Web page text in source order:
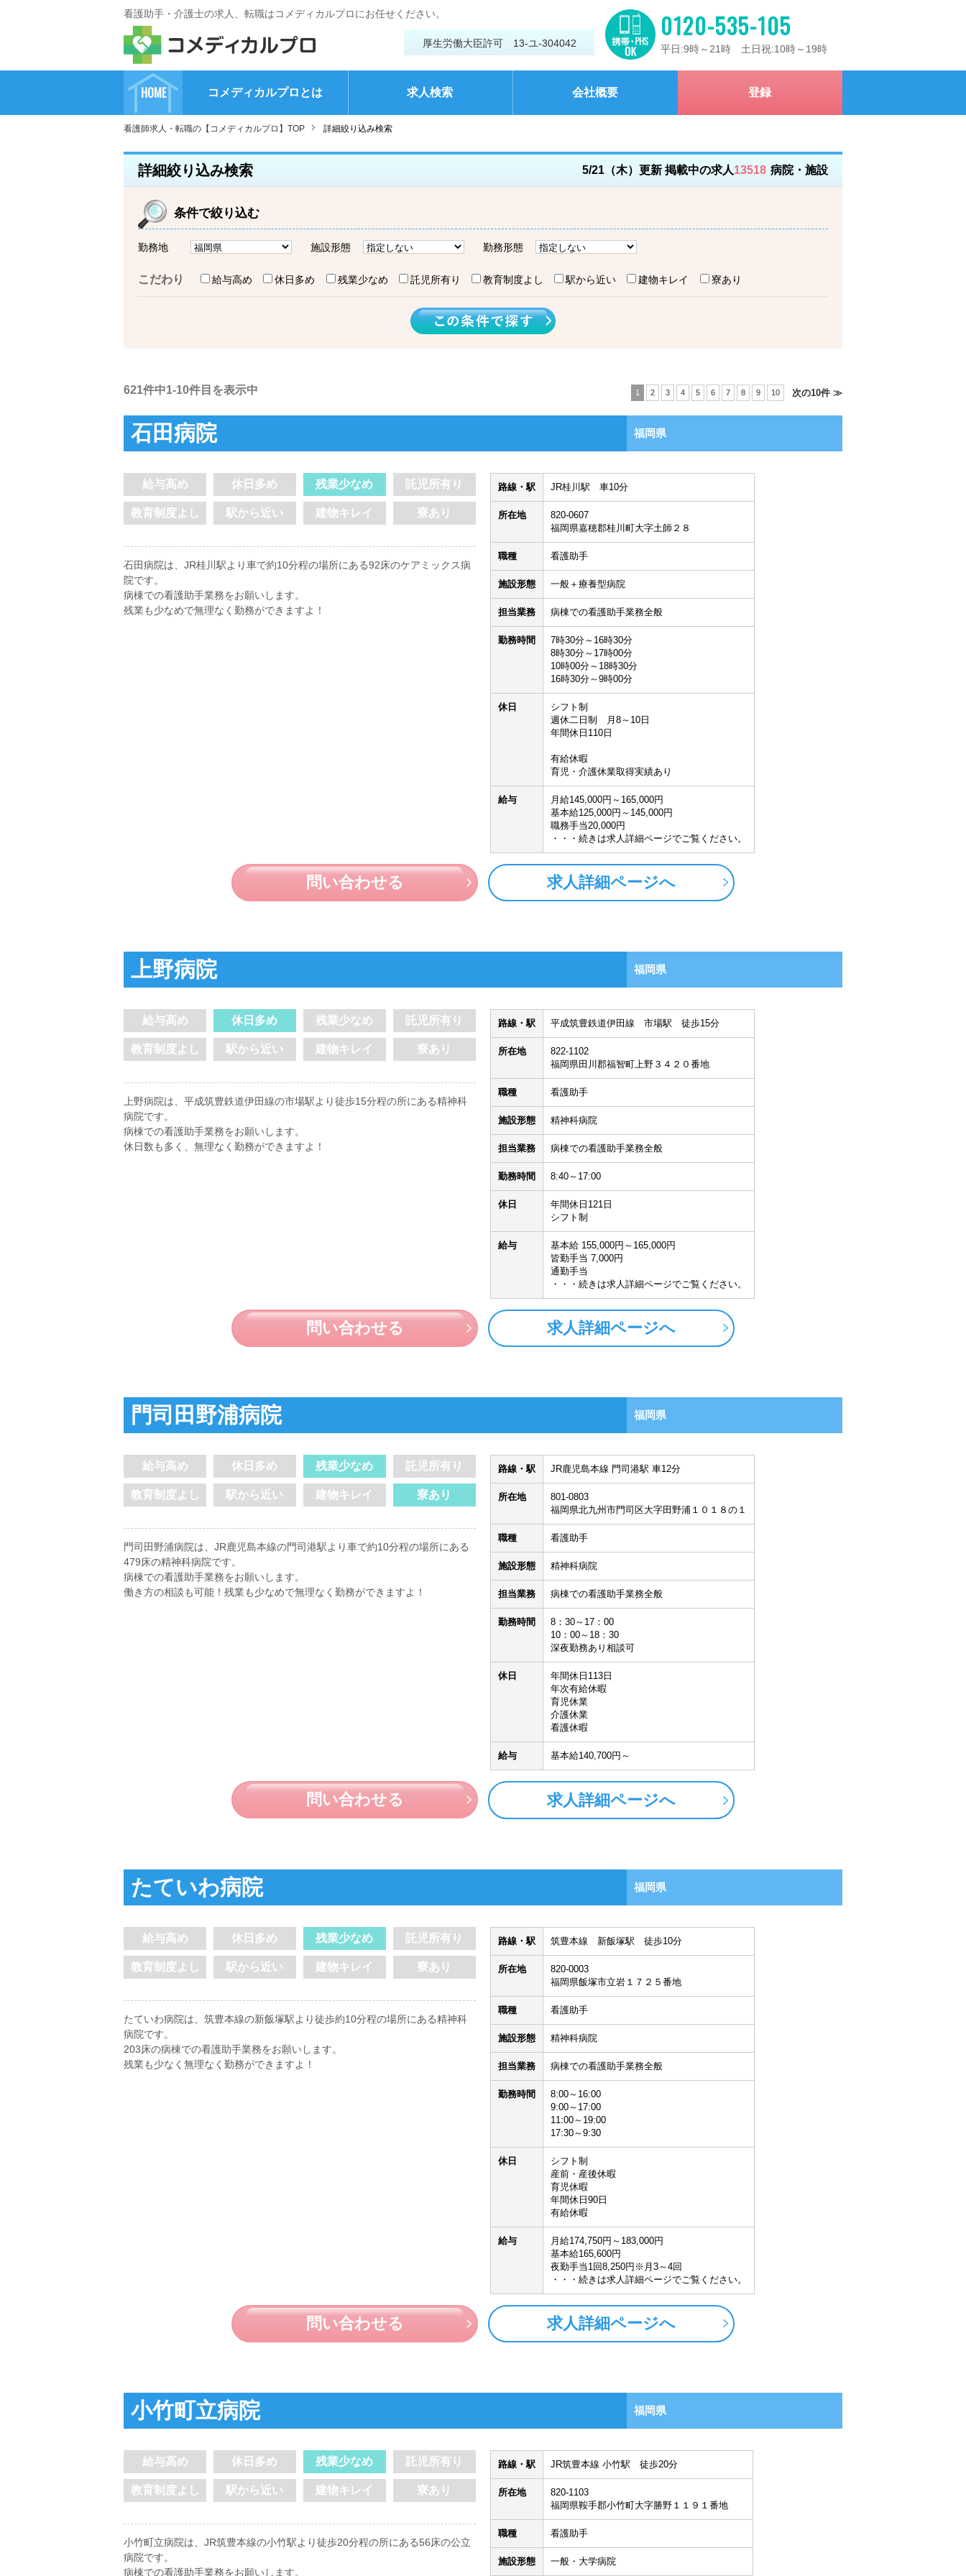
看護助手・介護士の求人、転職はコメディカルプロにお任せください。
厚生労働大臣許可 13-ユ-304042
0120-535-105
平日:9時～21時 土日祝:10時～19時
HOME コメディカルプロとは 求人検索 会社概要 登録
看護師求人・転職の【コメディカルプロ】TOP 詳細絞り込み検索
詳細絞り込み検索 5/21（木）更新 掲載中の求人13518 病院・施設
条件で絞り込む
勤務地 施設形態 勤務形態
こだわり 給与高め 休日多め 残業少なめ 託児所有り 教育制度よし 駅から近い 建物キレイ 寮あり
621件中1-10件目を表示中 1 2 3 4 5 6 7 8 9 10 次の10件 ≫
石田病院 福岡県
給与高め 休日多め 残業少なめ 託児所有り
教育制度よし 駅から近い 建物キレイ 寮あり
石田病院は、JR桂川駅より車で約10分程の場所にある92床のケアミックス病
院です。
病棟での看護助手業務をお願いします。
残業も少なめで無理なく勤務ができますよ！
路線・駅 JR桂川駅 車10分
所在地
820-0607
福岡県嘉穂郡桂川町大字土師２８
職種 看護助手
施設形態 一般＋療養型病院
担当業務 病棟での看護助手業務全般
勤務時間
7時30分～16時30分
8時30分～17時00分
10時00分～18時30分
16時30分～9時00分
休日
シフト制
週休二日制 月8～10日
年間休日110日
有給休暇
育児・介護休業取得実績あり
給与
月給145,000円～165,000円
基本給125,000円～145,000円
職務手当20,000円
・・・続きは求人詳細ページでご覧ください。
問い合わせる 求人詳細ページへ
上野病院 福岡県
給与高め 休日多め 残業少なめ 託児所有り
教育制度よし 駅から近い 建物キレイ 寮あり
上野病院は、平成筑豊鉄道伊田線の市場駅より徒歩15分程の所にある精神科
病院です。
病棟での看護助手業務をお願いします。
休日数も多く、無理なく勤務ができますよ！
路線・駅 平成筑豊鉄道伊田線 市場駅 徒歩15分
所在地
822-1102
福岡県田川郡福智町上野３４２０番地
職種 看護助手
施設形態 精神科病院
担当業務 病棟での看護助手業務全般
勤務時間 8:40～17:00
休日
年間休日121日
シフト制
給与
基本給 155,000円～165,000円
皆勤手当 7,000円
通勤手当
・・・続きは求人詳細ページでご覧ください。
問い合わせる 求人詳細ページへ
門司田野浦病院 福岡県
給与高め 休日多め 残業少なめ 託児所有り
教育制度よし 駅から近い 建物キレイ 寮あり
門司田野浦病院は、JR鹿児島本線の門司港駅より車で約10分程の場所にある
479床の精神科病院です。
病棟での看護助手業務をお願いします。
働き方の相談も可能！残業も少なめで無理なく勤務ができますよ！
路線・駅 JR鹿児島本線 門司港駅 車12分
所在地
801-0803
福岡県北九州市門司区大字田野浦１０１８の１
職種 看護助手
施設形態 精神科病院
担当業務 病棟での看護助手業務全般
勤務時間
8：30～17：00
10：00～18：30
深夜勤務あり相談可
休日
年間休日113日
年次有給休暇
育児休業
介護休業
看護休暇
給与 基本給140,700円～
問い合わせる 求人詳細ページへ
たていわ病院 福岡県
給与高め 休日多め 残業少なめ 託児所有り
教育制度よし 駅から近い 建物キレイ 寮あり
たていわ病院は、筑豊本線の新飯塚駅より徒歩約10分程の場所にある精神科
病院です。
203床の病棟での看護助手業務をお願いします。
残業も少なく無理なく勤務ができますよ！
路線・駅 筑豊本線 新飯塚駅 徒歩10分
所在地
820-0003
福岡県飯塚市立岩１７２５番地
職種 看護助手
施設形態 精神科病院
担当業務 病棟での看護助手業務全般
勤務時間
8:00～16:00
9:00～17:00
11:00～19:00
17:30～9:30
休日
シフト制
産前・産後休暇
育児休暇
年間休日90日
有給休暇
給与
月給174,750円～183,000円
基本給165,600円
夜勤手当1回8,250円※月3～4回
・・・続きは求人詳細ページでご覧ください。
問い合わせる 求人詳細ページへ
小竹町立病院 福岡県
給与高め 休日多め 残業少なめ 託児所有り
教育制度よし 駅から近い 建物キレイ 寮あり
小竹町立病院は、JR筑豊本線の小竹駅より徒歩20分程の所にある56床の公立
病院です。
病棟での看護助手業務をお願いします。
路線・駅 JR筑豊本線 小竹駅 徒歩20分
所在地
820-1103
福岡県鞍手郡小竹町大字勝野１１９１番地
職種 看護助手
施設形態 一般・大学病院